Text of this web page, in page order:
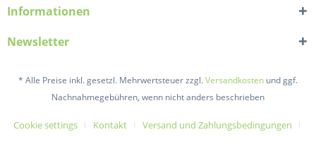
Informationen
Newsletter
* Alle Preise inkl. gesetzl. Mehrwertsteuer zzgl.Versandkosten und ggf.
Nachnahmegebühren, wenn nicht anders beschrieben
Cookie settings Kontakt
Versand und Zahlungsbedingungen